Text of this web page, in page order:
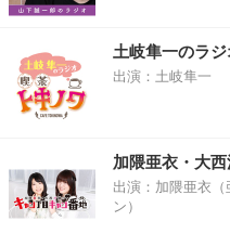
土岐隼一のラ
出演：土岐隼一
加隈亜衣・大
出演：加隈亜衣
ン）